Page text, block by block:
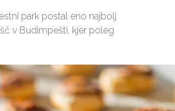
park postal eno najbolj
v Budimpešti, kjer poleg